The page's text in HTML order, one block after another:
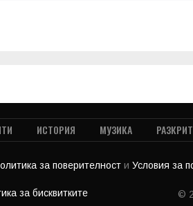
ИСТОРИЯ МУЗИКА
за поверителност и Условия за
за бисквитките ©